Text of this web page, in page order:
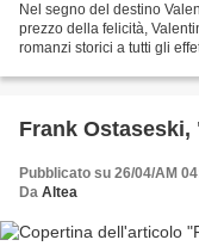
Nel segno del destino
prezzo della felicità,
romanzi storici a tutti gli
Frank
Pubblicato su 26/04/AM
Da Altea